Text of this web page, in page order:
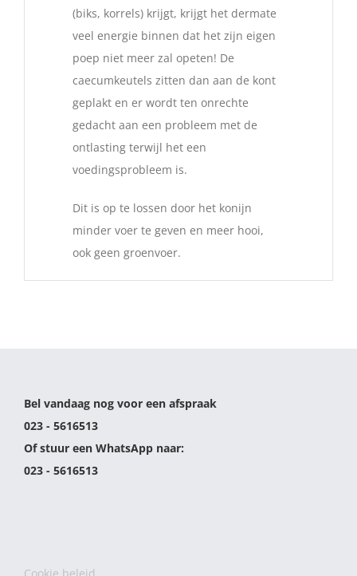
(biks, korrels) krijgt, krijgt het dermate
veel energie binnen dat het zijn eigen
poep niet meer zal opeten! De
caecumkeutels zitten dan aan de kont
geplakt en er wordt ten onrechte
gedacht aan een probleem met de
ontlasting terwijl het een
voedingsprobleem is.
Dit is op te lossen door het konijn
minder voer te geven en meer hooi,
ook geen groenvoer.
Bel vandaag nog voor een afspraak
023 - 5616513
Of stuur een WhatsApp naar:
023 - 5616513